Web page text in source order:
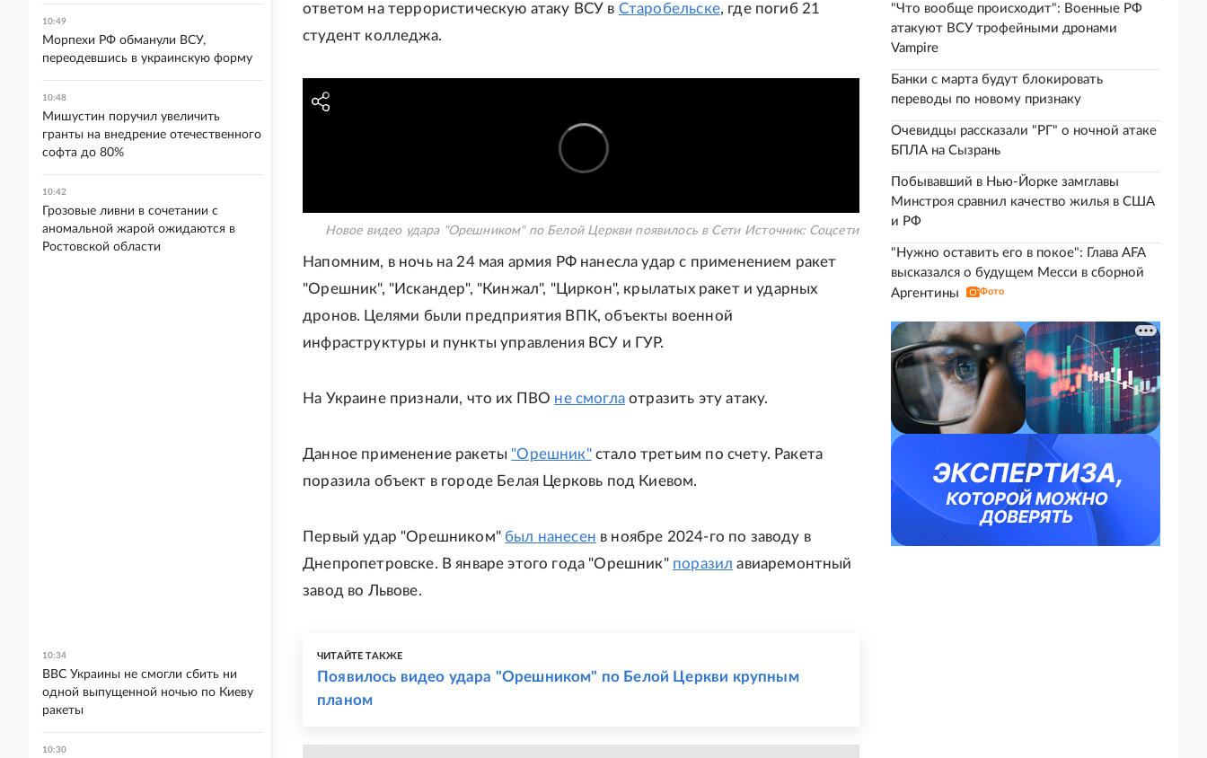
ответом на террористическую атаку ВСУ в Старобельске, где погиб 21
студент колледжа.
Новое видео удара "Орешником" по Белой Церкви появилось в Сети Источник: Соцсети
Напомним, в ночь на 24 мая армия РФ нанесла удар с применением ракет
"Орешник", "Искандер", "Кинжал", "Циркон", крылатых ракет и ударных
дронов. Целями были предприятия ВПК, объекты военной
инфраструктуры и пункты управления ВСУ и ГУР.
На Украине признали, что их ПВО не смоглаотразить эту атаку.
Данное применение ракеты "Орешник"стало третьим по счету. Ракета
поразила объект в городе Белая Церковь под Киевом.
Первый удар "Орешником" был нанесен в ноябре 2024-го по заводу в
Днепропетровске. В январе этого года "Орешник" поразил авиаремонтный
завод во Львове.
ЧИТАЙТЕ ТАКЖЕ
Появилось видео удара "Орешником" по Белой Церкви крупным
планом
"Что вообще происходит": Военные РФ
атакуют ВСУ трофейными дронами
Vampire
Банки с марта будут блокировать
переводы по новому признаку
Очевидцы рассказали "РГ" о ночной атаке
БПЛА на Сызрань
Побывавший в Нью-Йорке замглавы
Минстроя сравнил качество жилья в США
и РФ
"Нужно оставить его в покое": Глава AFA
высказался о будущем Месси в сборной
Аргентины
Фото
10:49
Морпехи РФ обманули ВСУ,
переодевшись в украинскую форму
10:48
Мишустин поручил увеличить
гранты на внедрение отечественного
софта до 80%
10:42
Грозовые ливни в сочетании с
аномальной жарой ожидаются в
Ростовской области
10:34
ВВС Украины не смогли сбить ни
одной выпущенной ночью по Киеву
ракеты
10:30